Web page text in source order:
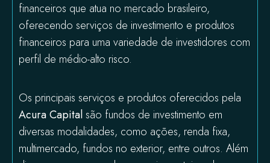
financeiros que atua no mercado brasileiro,
oferecendo serviços de investimento e produtos
financeiros para uma variedade de investidores com
perfil de médio-alto risco.
Os principais serviços e produtos oferecidos pela
Acura Capitalsão fundos de investimento em
diversas modalidades, como ações, renda fixa,
multimercado, fundos no exterior, entre outros. Além